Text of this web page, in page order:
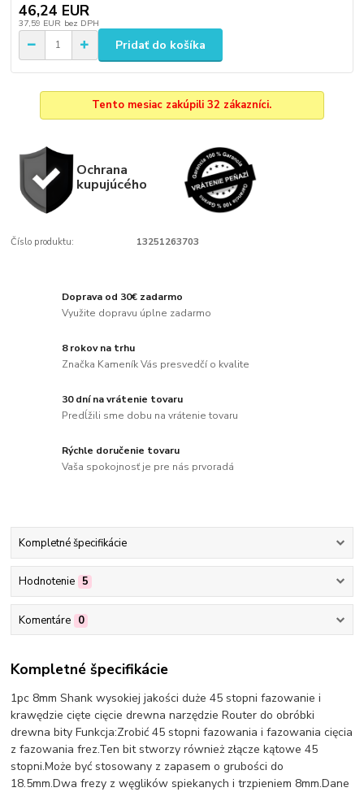
46,24 EUR
37,59 EUR bez DPH
Pridať do košíka
Tento mesiac zakúpili 32 zákazníci.
Ochrana
kupujúcého
Číslo produktu: 13251263703
Doprava od 30€ zadarmo
Využite dopravu úplne zadarmo
8 rokov na trhu
Značka Kameník Vás presvedčí o kvalite
30 dní na vrátenie tovaru
Predĺžili sme dobu na vrátenie tovaru
Rýchle doručenie tovaru
Vaša spokojnosť je pre nás prvoradá
Kompletné špecifikácie
Hodnotenie 5
Komentáre 0
Kompletné špecifikácie
1pc 8mm Shank wysokiej jakości duże 45 stopni fazowanie i
krawędzie cięte cięcie drewna narzędzie Router do obróbki
drewna bity Funkcja:Zrobić 45 stopni fazowania i fazowania cięcia
z fazowania frez.Ten bit stworzy również złącze kątowe 45
stopni.Może być stosowany z zapasem o grubości do
18.5mm.Dwa frezy z węglików spiekanych i trzpieniem 8mm.Dane